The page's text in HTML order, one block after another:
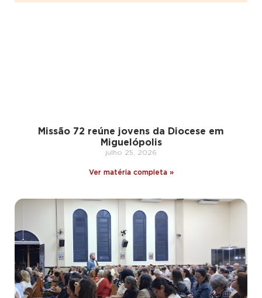
Missão 72 reúne jovens da Diocese em
Miguelópolis
julho 25, 2026
Ver matéria completa »